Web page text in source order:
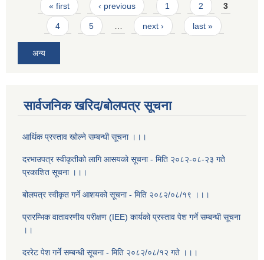
Pages
« first ‹ previous 1 2 3
4 5 next › last »
अन्य
सार्वजनिक खरिद/बोलपत्र सूचना
आर्थिक प्रस्ताव खोल्ने सम्बन्धी सूचना ।।।
दरभाउपत्र स्वीकृतीको लागि आसयको सूचना - मिति २०८२-०८-२३ गते
प्रकाशित सूचना ।।।
बोलपत्र स्वीकृत गर्ने आशयको सूचना - मिति २०८२/०८/१९ ।।।
प्रारम्भिक वातावरणीय परीक्षण (IEE) कार्यको प्रस्ताव पेश गर्ने सम्बन्धी सूचना
।।
दररेट पेश गर्ने सम्बन्धी सूचना - मिति २०८२/०८/१२ गते ।।।